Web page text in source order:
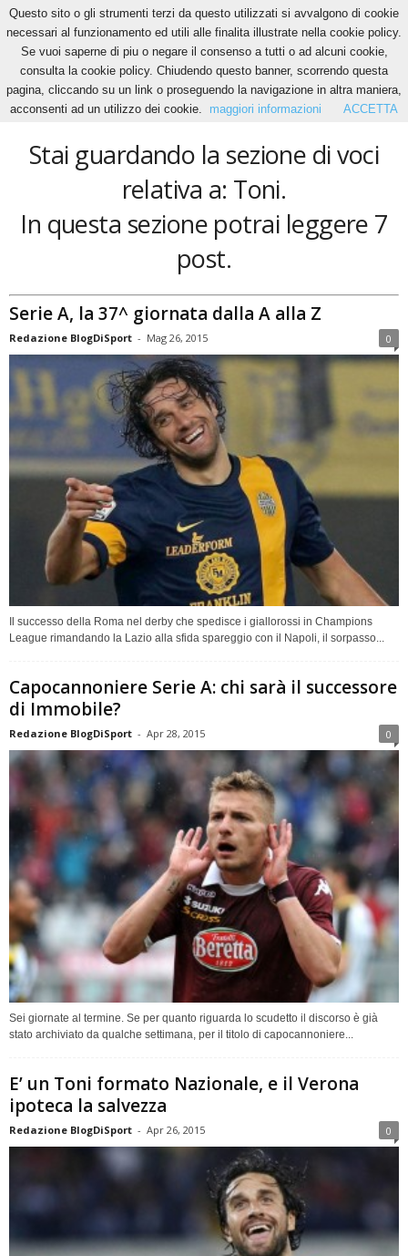
Home Tags Toni
Toni
Stai guardando la sezione di voci
relativa a: Toni.
In questa sezione potrai leggere 7
post.
Serie A, la 37^ giornata dalla A alla Z
Redazione BlogDiSport - Mag 26, 2015 0
Il successo della Roma nel derby che spedisce i giallorossi in Champions
League rimandando la Lazio alla sfida spareggio con il Napoli, il sorpasso...
Capocannoniere Serie A: chi sarà il successore
di Immobile?
Redazione BlogDiSport - Apr 28, 2015 0
Sei giornate al termine. Se per quanto riguarda lo scudetto il discorso è già
stato archiviato da qualche settimana, per il titolo di capocannoniere...
E’ un Toni formato Nazionale, e il Verona
ipoteca la salvezza
Redazione BlogDiSport - Apr 26, 2015 0
Questo sito o gli strumenti terzi da questo utilizzati si avvalgono di cookie
necessari al funzionamento ed utili alle finalita illustrate nella cookie policy.
Se vuoi saperne di piu o negare il consenso a tutti o ad alcuni cookie,
consulta la cookie policy. Chiudendo questo banner, scorrendo questa
pagina, cliccando su un link o proseguendo la navigazione in altra maniera,
acconsenti ad un utilizzo dei cookie.
maggiori informazioni ACCETTA